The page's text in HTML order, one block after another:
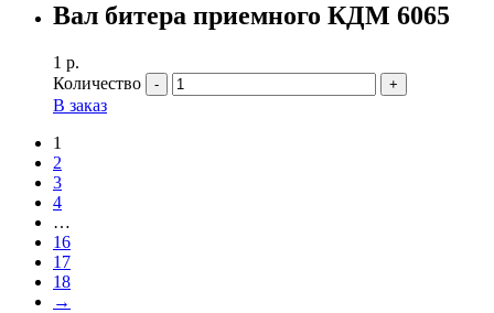
Вал битера приемного КДМ 6065
1 р.
Количество
В заказ
1
2
3
4
…
16
17
18
→